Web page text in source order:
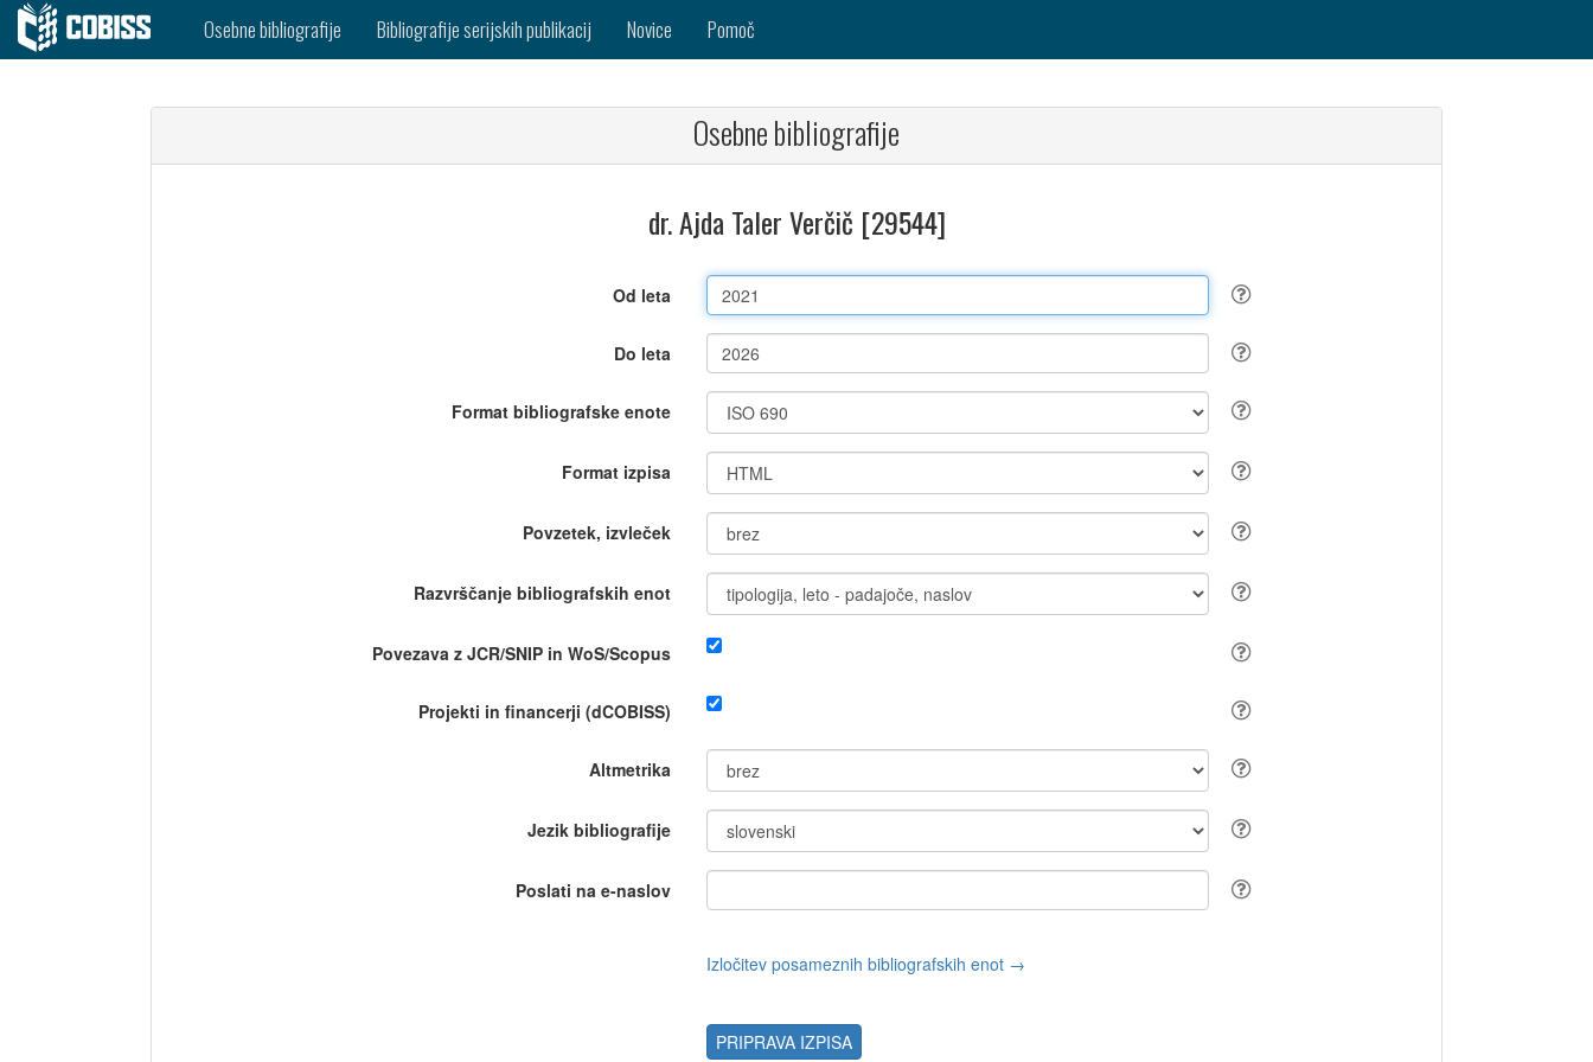
Osebne bibliografije Bibliografije serijskih publikacij Novice Pomoč
Osebne bibliografije
dr. Ajda Taler Verčič [29544]
Od leta
Do leta
Format bibliografske enote
Format izpisa
Povzetek, izvleček
Razvrščanje bibliografskih enot
Povezava z JCR/SNIP in WoS/Scopus
Projekti in financerji (dCOBISS)
Altmetrika
Jezik bibliografije
Poslati na e-naslov
Izločitev posameznih bibliografskih enot →
PRIPRAVA IZPISA